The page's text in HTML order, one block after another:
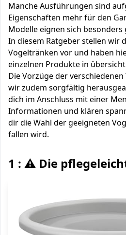
Manche Ausführungen sind
Eigenschaften mehr für den
Modelle eignen sich
In diesem Ratgeber stellen wir
Vogeltränken vor und haben
einzelnen Produkte in
Die Vorzüge der
wir zudem sorgfältig
dich im Anschluss mit einer
Informationen und klären
dir die Wahl der geeigneten
fallen wird.
1 : ⚠️ Die